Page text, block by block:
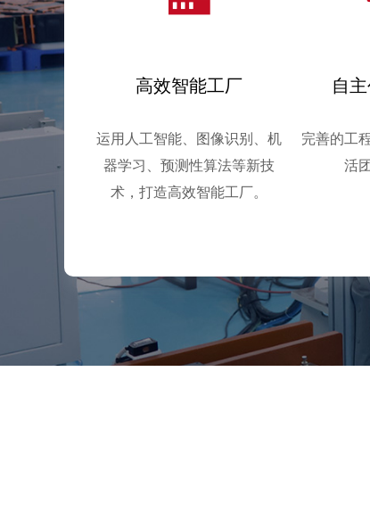
高效智能工厂
运用人工智能、图像识别、机
器学习、预测性算法等新技
术，打造高效智能工厂。
自
完善的工
活